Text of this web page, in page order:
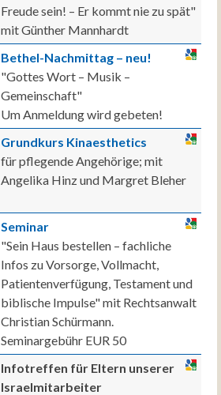
Freude sein! – Er kommt nie zu spät"
mit Günther Mannhardt
Bethel-Nachmittag – neu!
"Gottes Wort – Musik –
Gemeinschaft"
Um Anmeldung wird gebeten!
Grundkurs Kinaesthetics
für pflegende Angehörige; mit
Angelika Hinz und Margret Bleher
Seminar
"Sein Haus bestellen – fachliche
Infos zu Vorsorge, Vollmacht,
Patientenverfügung, Testament und
biblische Impulse" mit Rechtsanwalt
Christian Schürmann.
Seminargebühr EUR 50
Infotreffen für Eltern unserer
Israelmitarbeiter